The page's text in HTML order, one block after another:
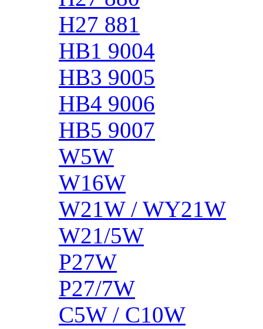
H27 881
HB1 9004
HB3 9005
HB4 9006
HB5 9007
W5W
W16W
W21W / WY21W
W21/5W
P27W
P27/7W
C5W / C10W